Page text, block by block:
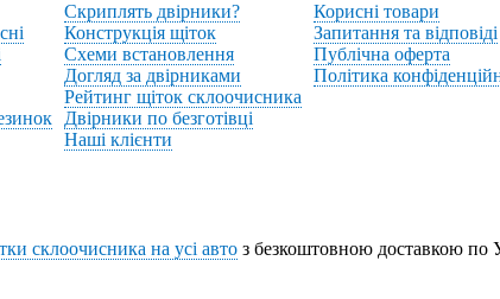
Скриплять двірники?
Конструкція щіток
Схеми встановлення
Догляд за двірниками
Рейтинг щіток склоочисника
Двірники по безготівці
Наші клієнти
Корисні товари
Запитання та відповіді
Публічна оферта
Політика
склоочисника на усі авто з безкоштовною доставкою по